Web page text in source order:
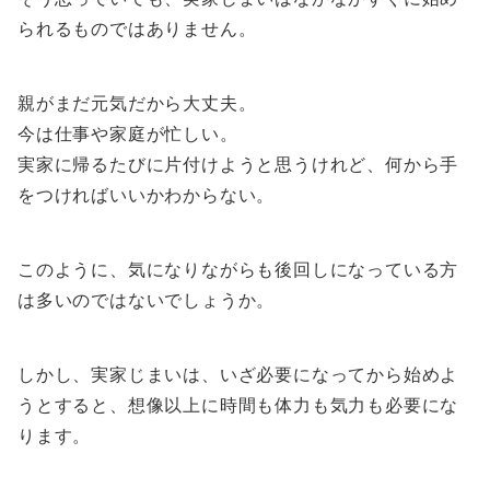
られるものではありません。
親がまだ元気だから大丈夫。
今は仕事や家庭が忙しい。
実家に帰るたびに片付けようと思うけれど、何から手
をつければいいかわからない。
このように、気になりながらも後回しになっている方
は多いのではないでしょうか。
しかし、実家じまいは、いざ必要になってから始めよ
うとすると、想像以上に時間も体力も気力も必要にな
ります。